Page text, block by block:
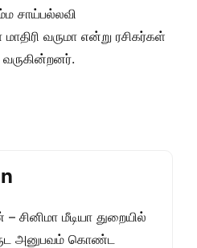
சாய்பல்லவி
வருமா என்று ரசிகர்கள்
சினிமா மீடியா துறையில்
அனுபவம் கொண்ட